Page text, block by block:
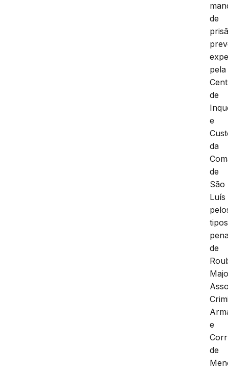
de
pela
de
e
da
de
São
Luís
tipos
de
e
de